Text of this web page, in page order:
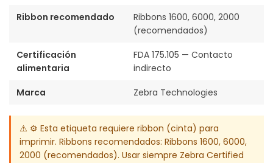
Ribbon recomendado
Ribbons 1600, 6000, 2000
(recomendados)
Certificación
alimentaria
FDA 175.105 — Contacto
indirecto
Marca
Zebra Technologies
⚠️ ⚙️ Esta etiqueta requiere ribbon (cinta) para
imprimir. Ribbons recomendados: Ribbons 1600, 6000,
2000 (recomendados). Usar siempre Zebra Certified